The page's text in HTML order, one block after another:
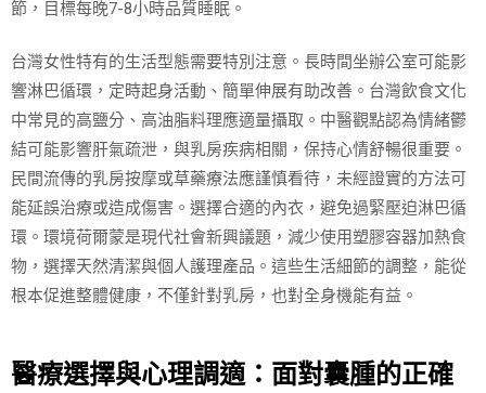
節，目標每晚7-8小時品質睡眠。
台灣女性特有的生活型態需要特別注意。長時間坐辦公室可能影
響淋巴循環，定時起身活動、簡單伸展有助改善。台灣飲食文化
中常見的高鹽分、高油脂料理應適量攝取。中醫觀點認為情緒鬱
結可能影響肝氣疏泄，與乳房疾病相關，保持心情舒暢很重要。
民間流傳的乳房按摩或草藥療法應謹慎看待，未經證實的方法可
能延誤治療或造成傷害。選擇合適的內衣，避免過緊壓迫淋巴循
環。環境荷爾蒙是現代社會新興議題，減少使用塑膠容器加熱食
物，選擇天然清潔與個人護理產品。這些生活細節的調整，能從
根本促進整體健康，不僅針對乳房，也對全身機能有益。
醫療選擇與心理調適：面對囊腫的正確